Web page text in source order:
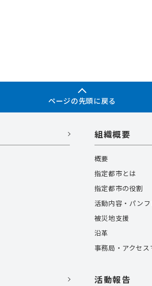
ページの先頭に戻る
組織概要
概要
指定都市とは
指定都市の役割
活動内容・パンフ
被災地支援
沿革
事務局・アクセス
活動報告